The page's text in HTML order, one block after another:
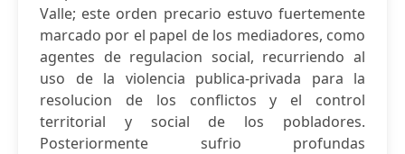
Valle; este orden precario estuvo fuertemente
marcado por el papel de los mediadores, como
agentes de regulacion social, recurriendo al
uso de la violencia publica-privada para la
resolucion de los conflictos y el control
territorial y social de los pobladores.
Posteriormente sufrio profundas